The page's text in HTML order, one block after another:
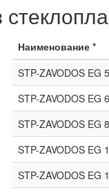
Наименование *
STP-ZAVODOS EG 5
STP-ZAVODOS EG 6
STP-ZAVODOS EG 8
STP-ZAVODOS EG
STP-ZAVODOS EG